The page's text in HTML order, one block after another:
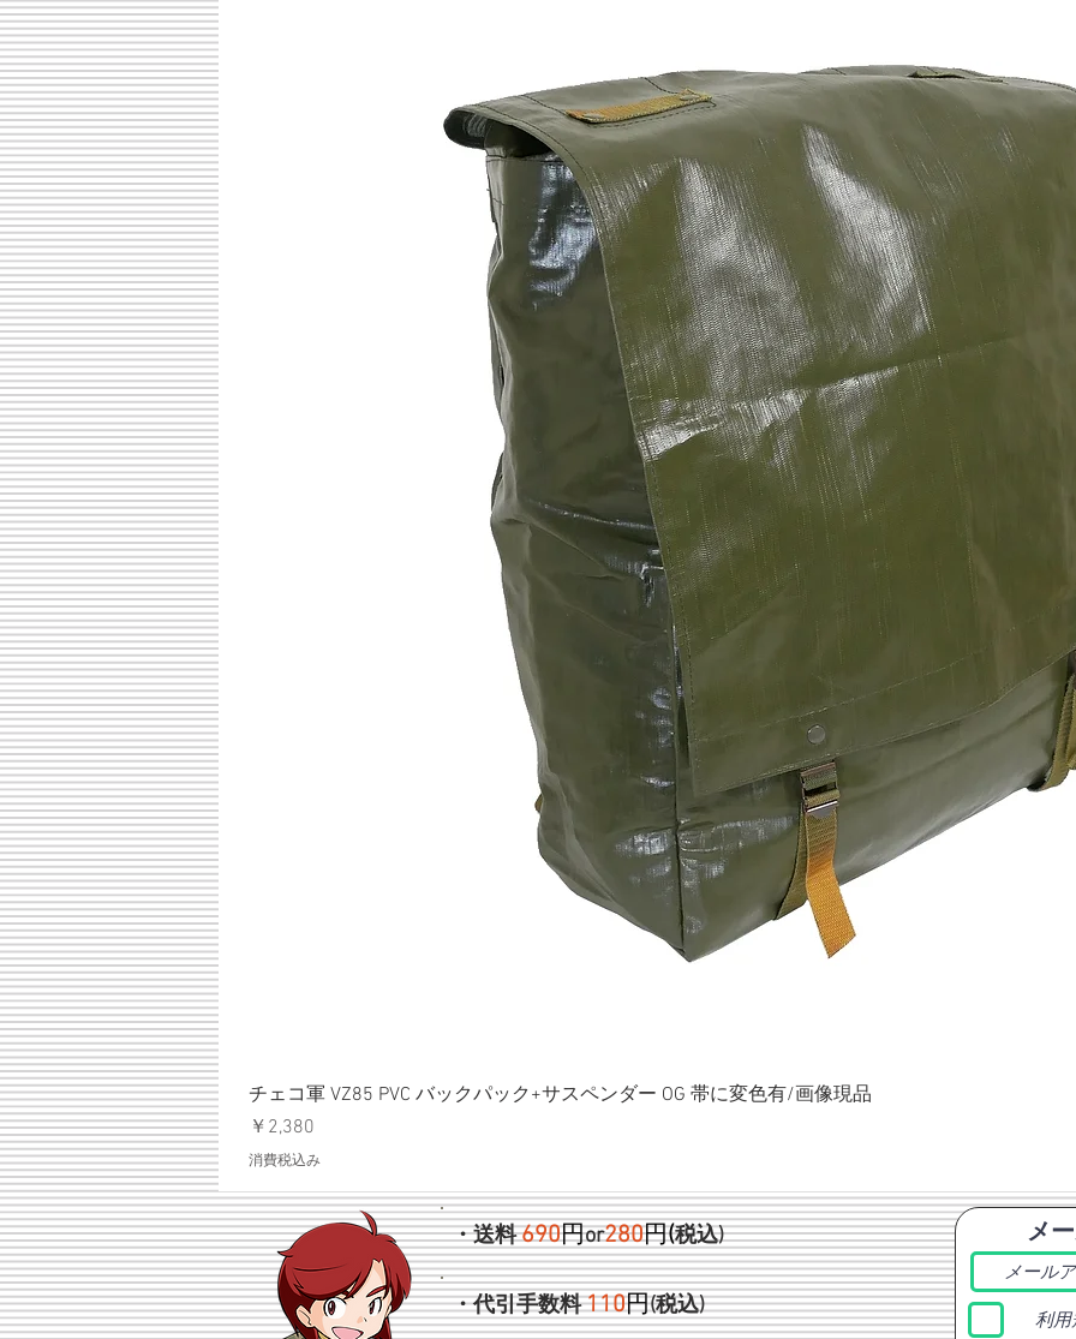
チェコ軍 VZ85 PVC バックパック+サスペンダー OG 帯に変色有/画像現品
価格
￥2,380
消費税込み
・送料690円or280円(税込)
・代引手数料110円(税込)
メ
利用